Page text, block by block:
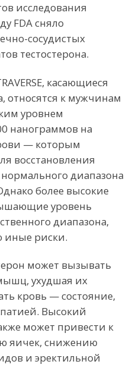
исследования
FDA сняло
сосудистых
тестостерона.
касающиеся
относятся к мужчинам
уровнем
нанограммов на
— которым
восстановления
диапазона
более высокие
уровень
диапазона,
иные риски.
может вызывать
ухудшая их
кровь — состояние,
Высокий
может привести к
яичек, снижению
и эректильной